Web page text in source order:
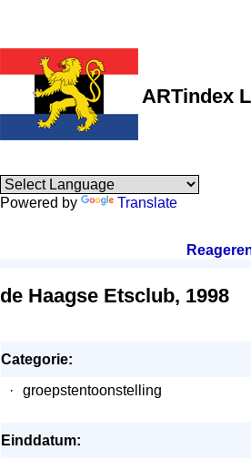
ARTindex
Powered by Translate
de Haagse Etsclub, 1998
Categorie:
·
groepstentoonstelling
Einddatum: